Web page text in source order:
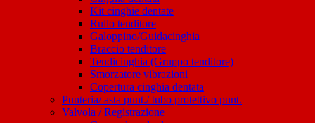
Kit cinghie dentate
Rullo tenditore
Galoppino/Guidacinghia
Braccio tenditore
Tendicinghia (Gruppo tenditore)
Smorzatore vibrazioni
Copertura cinghia dentata
Punteria/ asta punt./ tubo protettivo punt.
Valvola / Registrazione